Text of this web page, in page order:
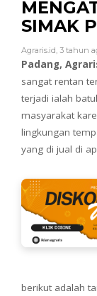
SIMAK
Agraris.id, 3 tahun
Padang,
sangat rentan
terjadi ialah
masyarakat
lingkungan
yang di jual di
berikut adalah